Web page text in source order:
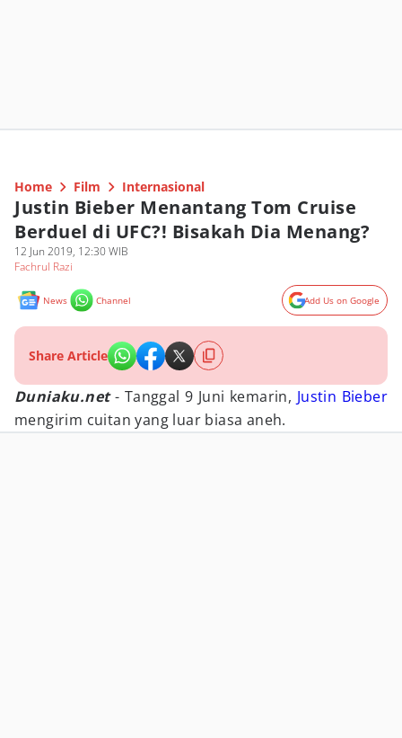
Home Film Internasional
Justin Bieber Menantang Tom Cruise
Berduel di UFC?! Bisakah Dia Menang?
12 Jun 2019, 12:30 WIB
Fachrul Razi
News Channel Add Us on Google
Share Article
Duniaku.net- Tanggal 9 Juni kemarin, Justin Bieber
mengirim cuitan yang luar biasa aneh.